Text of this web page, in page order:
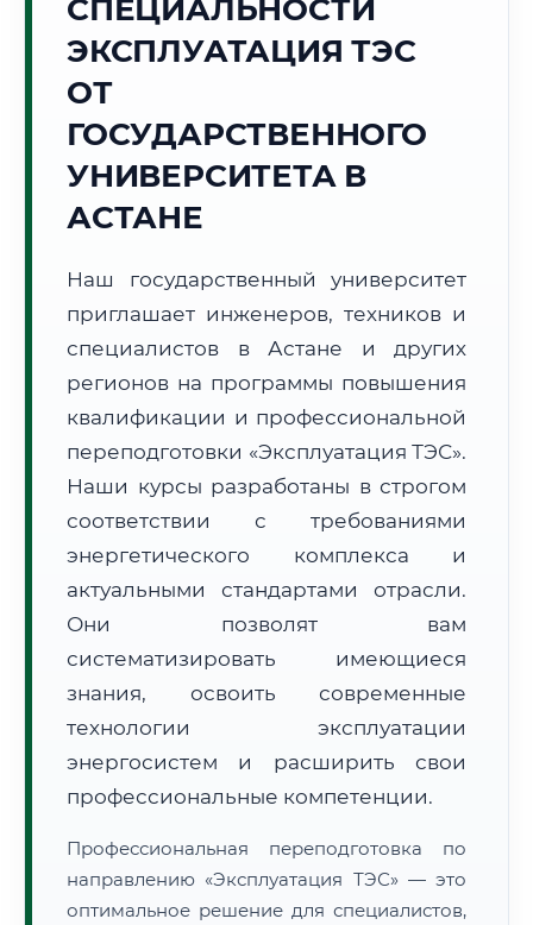
2026 г.
Погода в г. Астана:☀️ +25°C Ясно
🌅 Восход:
📍 Региональная справка
Субъект:
Почтовые индексы:
010000–010015
Часовой пояс:
UTC+5
Формат учебы:
Дистанционно
🗺️ Зона обслуживания: г. Астана
Расчет логистики оригиналов:
• Экспресс-доставка СДЭК / Почтой:1–2 рабочих дня
📜 Документы и аккредитация ФИС ФРДО
🔍Нажмите на документ для увеличения и просмотра
СПЕЦИАЛЬНОСТИ
ЭКСПЛУАТАЦИЯ ТЭС
ОТ
ГОСУДАРСТВЕННОГО
УНИВЕРСИТЕТА В
АСТАНЕ
Наш государственный университет
приглашает инженеров, техников и
специалистов в Астане и других
регионов на программы повышения
квалификации и профессиональной
переподготовки «Эксплуатация ТЭС».
Наши курсы разработаны в строгом
соответствии с требованиями
энергетического комплекса и
актуальными стандартами отрасли.
Они позволят вам
систематизировать имеющиеся
знания, освоить современные
технологии эксплуатации
энергосистем и расширить свои
профессиональные компетенции.
Профессиональная переподготовка по
направлению «Эксплуатация ТЭС» — это
оптимальное решение для специалистов,